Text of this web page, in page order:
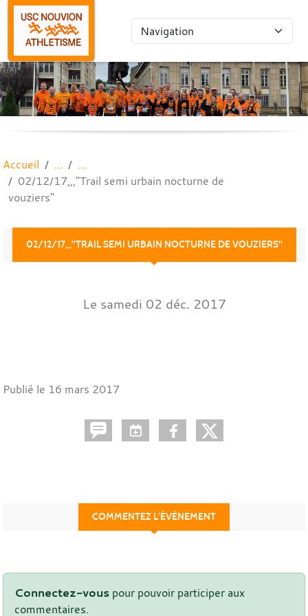
Accueil
02/12/17,,,"Trail semi urbain nocturne de
vouziers"
02/12/17,,,"TRAIL SEMI URBAIN NOCTURNE DE VOUZIERS"
Le samedi 02 déc. 2017
Publié le 16 mars 2017
COMMENTEZ L’ÉVÈNEMENT
Connectez-vous pour pouvoir participer aux
commentaires.
Panneau de gestion des cookies